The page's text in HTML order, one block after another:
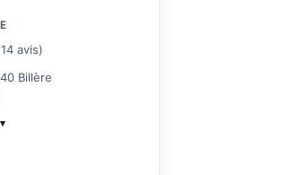
avis)
Billère